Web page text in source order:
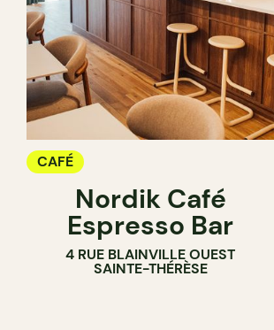
CAFÉ
Nordik Café
Espresso Bar
4 RUE BLAINVILLE OUEST
SAINTE-THÉRÈSE